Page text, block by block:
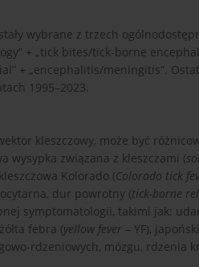
wybrane z trzech
+ „tick bites/tick-borne
+ „encephalitis/meningitis”.
1995–2023.
kleszczowy, może być
wysypka związana z kleszczami (
Kolorado (Colorado tick
dur powrotny (tick-borne
symptomatologii, takimi jak:
febra (yellow fever – YF),
rdzeniowych, mózgu, rdzenia